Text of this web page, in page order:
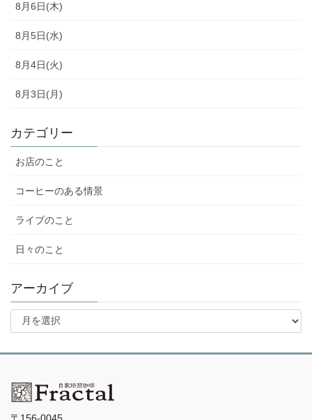
8月6日(木)
8月5日(水)
8月4日(火)
8月3日(月)
カテゴリー
お店のこと
コーヒーのある情景
ライブのこと
日々のこと
アーカイブ
ア
イ